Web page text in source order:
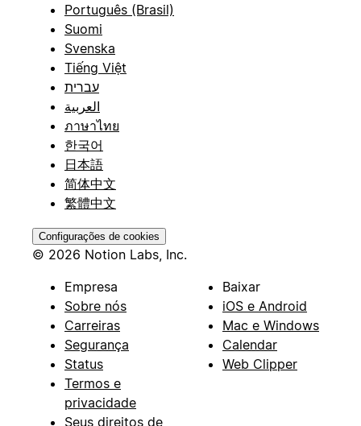
Português (Brasil)
Suomi
Svenska
Tiếng Việt
עברית
العربية
ภาษาไทย
한국어
日本語
简体中文
繁體中文
Configurações de cookies
© 2026 Notion Labs, Inc.
Empresa
Sobre nós
Carreiras
Segurança
Status
Termos e
privacidade
Seus direitos de
Baixar
iOS e Android
Mac e Windows
Calendar
Web Clipper